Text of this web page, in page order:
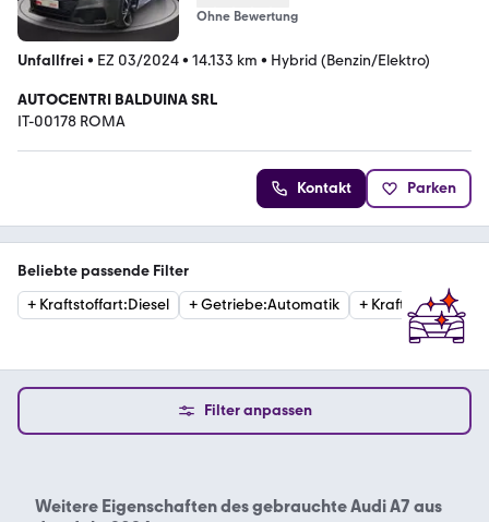
Ohne Bewertung
Unfallfrei • EZ 03/2024• 14.133 km • Hybrid (Benzin/Elektro)
AUTOCENTRI BALDUINA SRL
IT-00178 ROMA
Kontakt Parken
Beliebte passende Filter
+ Kraftstoffart:Diesel +Getriebe:Automatik + Kraftstoffart:
Filter anpassen
Weitere Eigenschaften desgebrauchte Audi A7 aus